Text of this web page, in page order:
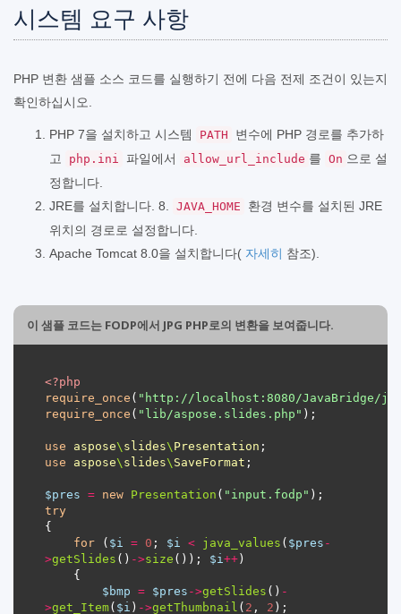
시스템 요구 사항
PHP 변환 샘플 소스 코드를 실행하기 전에 다음 전제 조건이 있는지
확인하십시오.
PHP 7을 설치하고 시스템 PATH
변수에 PHP 경로를 추가하
고
php.ini 파일에서 allow_url_include 를 On 으로 설
정합니다.
JRE를 설치합니다. 8.
JAVA_HOME
환경 변수를 설치된 JRE
위치의 경로로 설정합니다.
Apache Tomcat 8.0을 설치합니다( 자세히 참조).
이 샘플 코드는 FODP에서 JPG PHP로의 변환을 보여줍니다.
<?php
require_once ( "http://localhost:8080/JavaBridge/
require_once ( "lib/aspose.slides.php"
use aspose\ slides\ Presentation
use
aspose\ slides\ SaveFormat
$pres = new Presentation ( "input.fodp"
try
for ( $i = 0 ; $i < java_values ( $pres -
>getSlides () ->size ()); $i ++
$bmp = $pres ->getSlides () -
>get_Item( $i ) ->getThumbnail ( 2 , 2